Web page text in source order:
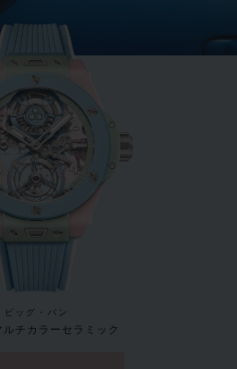
バン
セラミック
•
ビッグ・バン
ルチカラーセラミック